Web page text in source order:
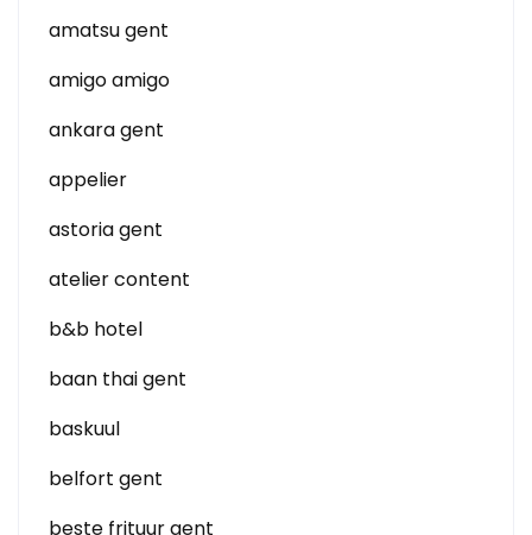
amatsu gent
amigo amigo
ankara gent
appelier
astoria gent
atelier content
b&b hotel
baan thai gent
baskuul
belfort gent
beste frituur gent